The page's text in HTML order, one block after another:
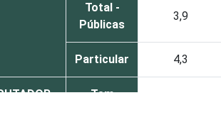
Total -
Públicas
3,9
Particular 4,3
Tem